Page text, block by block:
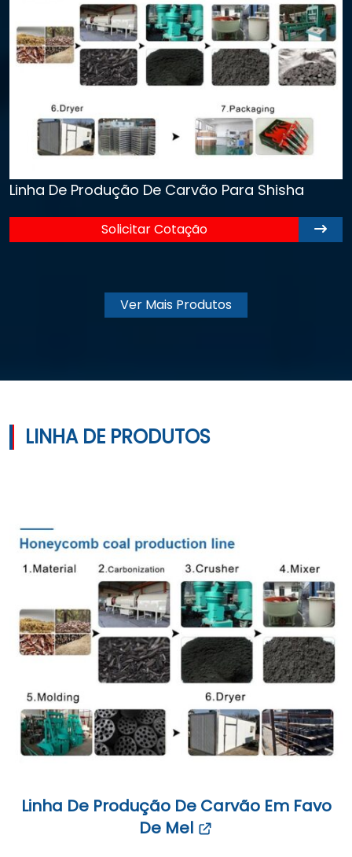
Linha De Produção De Carvão Para Shisha
Solicitar Cotação
Ver Mais Produtos
LINHA DE PRODUTOS
Linha De Produção De Carvão Em Favo
De Mel